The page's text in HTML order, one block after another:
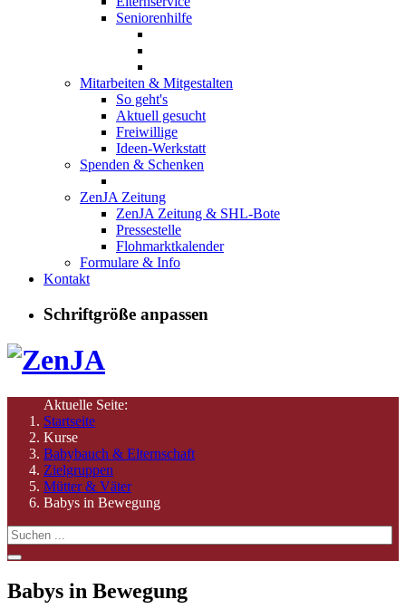
Seniorenhilfe
Mitarbeiten & Mitgestalten
So geht's
Aktuell gesucht
Freiwillige
Ideen-Werkstatt
Spenden & Schenken
ZenJA Zeitung
ZenJA Zeitung & SHL-Bote
Pressestelle
Flohmarktkalender
Formulare & Info
Kontakt
Schriftgröße anpassen
Aktuelle Seite:
Startseite
Kurse
Babybauch & Elternschaft
Zielgruppen
Mütter & Väter
Babys in Bewegung
Babys in Bewegung